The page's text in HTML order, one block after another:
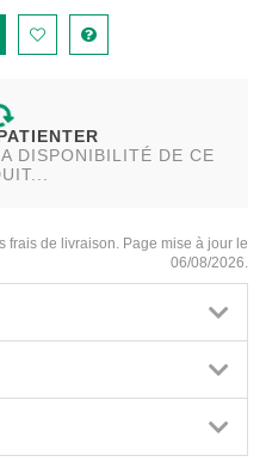
DISPONIBILITÉ DE CE
frais de livraison. Page mise à jour le
06/08/2026.